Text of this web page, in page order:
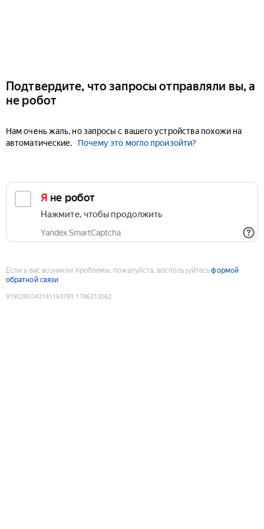
Подтвердите, что запросы отправляли вы, а
не робот
Нам очень жаль, но запросы с вашего устройства похожи на
автоматические.
Почему это могло произойти?
Я не робот
Нажмите, чтобы продолжить
Yandex SmartCaptcha
Если у вас возникли проблемы, пожалуйста, воспользуйтесьформой
обратной связи
9190265043141163793:1786213062